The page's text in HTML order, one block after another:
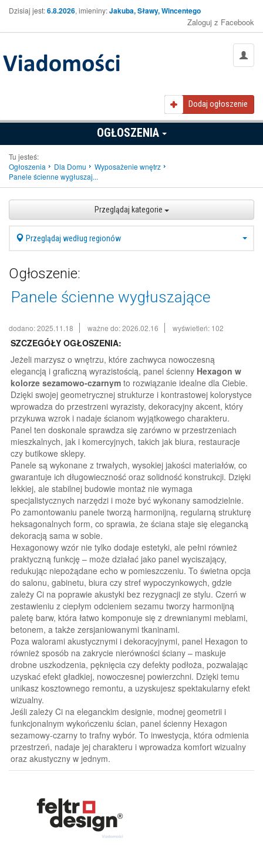
Dzisiaj jest:6.8.2026, imieniny:Jakuba, Sławy, Wincentego
Zaloguj z Facebook
Dodaj ogłoszenie
OGŁOSZENIA
Tu jesteś:
Ogłoszenia
Dla Domu
Wyposażenie wnętrz
Panele ścienne wygłuszaj...
Przeglądaj kategorie
Przeglądaj według regionów
Ogłoszenie:
Panele ścienne wygłuszające
dodano: 2025.11.18 ważne do: 2026.02.16 wyświetleń: 102
SZCZEGÓŁY OGŁOSZENIA:
Jeżeli marzysz o wnętrzu, które zachwyca nowoczesną
elegancją i graficzną wyrazistością, panel ścienny Hexagon w
kolorze sezamowo-czarnym to rozwiązanie idealne dla Ciebie.
Dzięki swojej geometrycznej strukturze i kontrastowej kolorystyce
wprowadza do przestrzeni wyrazisty, dekoracyjny akcent, który
przykuwa wzrok i nadaje ścianom wyjątkowego charakteru.
Panel ten doskonale sprawdza się zarówno w przestrzeniach
mieszkalnych, jak i komercyjnych, takich jak biura, restauracje
czy butikowe sklepy.
Panele są wykonane z trwałych, wysokiej jakości materiałów, co
gwarantuje ich długowieczność oraz solidność konstrukcji. Dzięki
lekkiej, ale stabilnej budowie montaż nie wymaga
specjalistycznych narzędzi i może być wykonany samodzielnie.
Po zamontowaniu panele tworzą harmonijną, regularną strukturę
heksagonalnych form, co sprawia, że ściana staje się elegancką
dekoracją sama w sobie.
Hexagonowy wzór nie tylko dodaje estetyki, ale pełni również
praktyczną funkcję – może działać jako panel wyciszający,
redukując niepożądane echo w pomieszczeniu. To świetna opcja
do salonu, gabinetu, biura czy stref wypoczynkowych, gdzie
zależy Ci na poprawie akustyki bez rezygnacji ze stylu. Czerń w
zestawieniu z ciepłym odcieniem sezamu tworzy harmonijną
paletę barw, która łatwo komponuje się z drewnianymi meblami,
betonem, a także zersjaniowanymi tkaninami.
Poza walorami akustycznymi i dekoracyjnymi, panel Hexagon to
również sposób na zakrycie nierówności ściany – maskuje
drobne uszkodzenia, pęknięcia czy defekty podłoża, pozwalając
uzyskać efekt gładkiej, nowoczesnej powierzchni. Dzięki temu
unikasz kosztownego remontu, a uzyskujesz spektakularny efekt
wizualny.
Jeśli zależy Ci na eleganckim designie, modnej geometrii i
funkcjonalnym wykończeniu ścian, panel ścienny Hexagon
sezamowy-czarny to trafny wybór. To inwestycja, która odmienia
przestrzeń, nadaje jej charakteru i wprowadza komfort wizualny
oraz akustyczny w jednym.